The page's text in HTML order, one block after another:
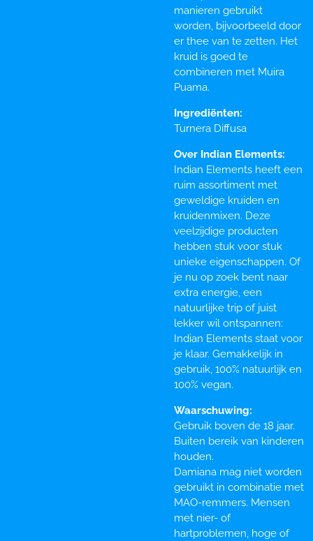
manieren gebruikt
worden, bijvoorbeeld door
er thee van te zetten. Het
kruid is goed te
combineren met Muira
Puama.
Ingrediënten:
Turnera Diffusa
Over Indian Elements:
Indian Elements heeft een
ruim assortiment met
geweldige kruiden en
kruidenmixen. Deze
veelzijdige producten
hebben stuk voor stuk
unieke eigenschappen. Of
je nu op zoek bent naar
extra energie, een
natuurlijke trip of juist
lekker wil ontspannen:
Indian Elements staat voor
je klaar. Gemakkelijk in
gebruik, 100% natuurlijk en
100% vegan.
Waarschuwing:
Gebruik boven de 18 jaar.
Buiten bereik van kinderen
houden.
Damiana mag niet worden
gebruikt in combinatie met
MAO-remmers. Mensen
met nier- of
hartproblemen, hoge of